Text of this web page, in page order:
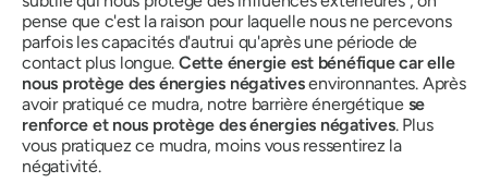
pense que c'est la raison pour laquelle nous ne percevons
parfois les capacités d'autrui qu'après une période de
contact plus longue. Cette énergie est bénéfique car elle
nous protège des énergies négativesenvironnantes. Après
avoir pratiqué ce mudra, notre barrière énergétique se
renforce et nous protège des énergies négatives. Plus
vous pratiquez ce mudra, moins vous ressentirez la
négativité.